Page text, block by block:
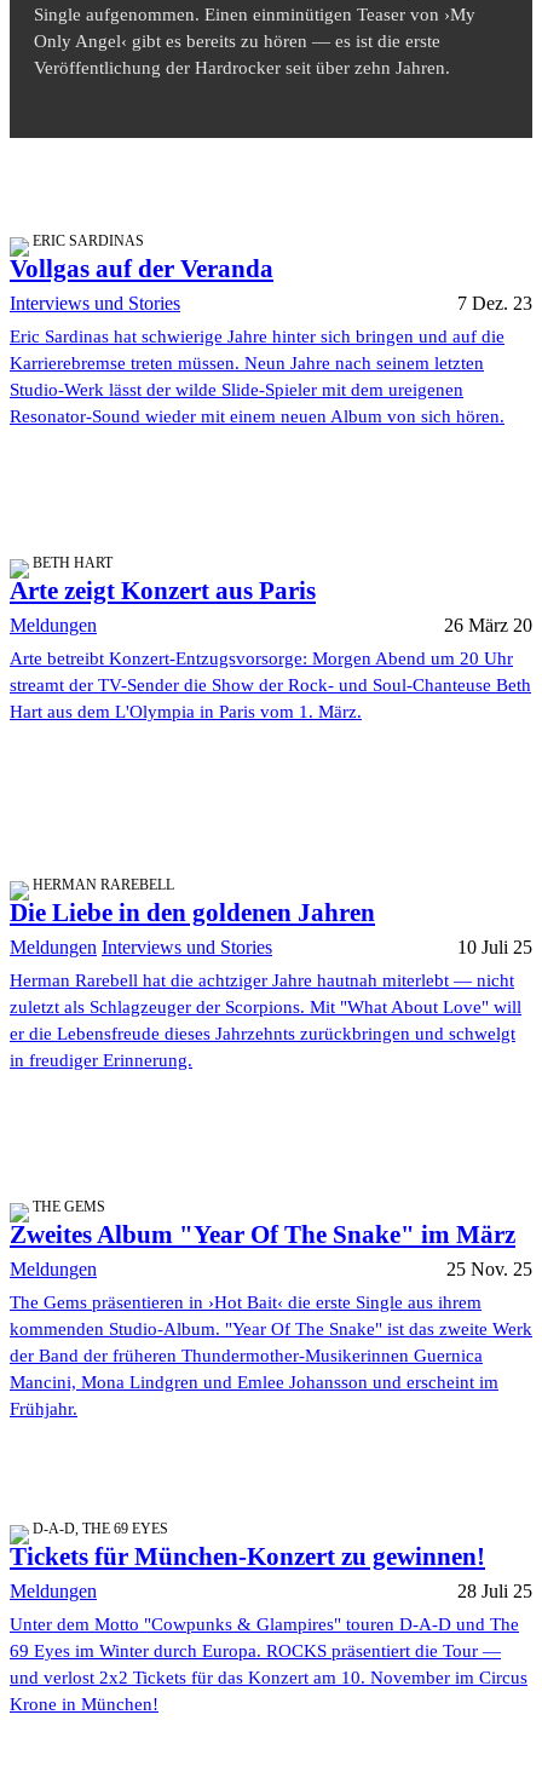
Single aufgenommen. Einen einminütigen Teaser von ›My
Only Angel‹ gibt es bereits zu hören — es ist die erste
Veröffentlichung der Hardrocker seit über zehn Jahren.
ERIC SARDINAS
Vollgas auf der Veranda
Interviews und Stories 7 Dez. 23
Eric Sardinas hat schwierige Jahre hinter sich bringen und auf die
Karrierebremse treten müssen. Neun Jahre nach seinem letzten
Studio-Werk lässt der wilde Slide-Spieler mit dem ureigenen
Resonator-Sound wieder mit einem neuen Album von sich hören.
BETH HART
Arte zeigt Konzert aus Paris
Meldungen 26 März 20
Arte betreibt Konzert-Entzugsvorsorge: Morgen Abend um 20 Uhr
streamt der TV-Sender die Show der Rock- und Soul-Chanteuse Beth
Hart aus dem L'Olympia in Paris vom 1. März.
HERMAN RAREBELL
Die Liebe in den goldenen Jahren
Meldungen Interviews und Stories 10 Juli 25
Herman Rarebell hat die achtziger Jahre hautnah miterlebt — nicht
zuletzt als Schlagzeuger der Scorpions. Mit "What About Love" will
er die Lebensfreude dieses Jahrzehnts zurückbringen und schwelgt
in freudiger Erinnerung.
THE GEMS
Zweites Album "Year Of The Snake" im März
Meldungen 25 Nov. 25
The Gems präsentieren in ›Hot Bait‹ die erste Single aus ihrem
kommenden Studio-Album. "Year Of The Snake" ist das zweite Werk
der Band der früheren Thundermother-Musikerinnen Guernica
Mancini, Mona Lindgren und Emlee Johansson und erscheint im
Frühjahr.
D-A-D, THE 69 EYES
Tickets für München-Konzert zu gewinnen!
Meldungen 28 Juli 25
Unter dem Motto "Cowpunks & Glampires" touren D-A-D und The
69 Eyes im Winter durch Europa. ROCKS präsentiert die Tour —
und verlost 2x2 Tickets für das Konzert am 10. November im Circus
Krone in München!